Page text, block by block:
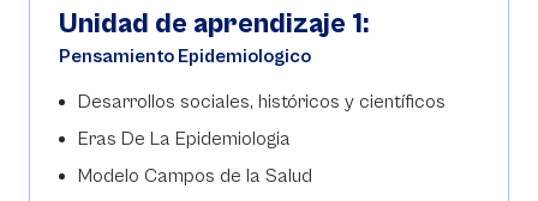
Unidad de aprendizaje 1:
Pensamiento Epidemiologico
Desarrollos sociales, históricos y científicos
Eras De La Epidemiologia
Modelo Campos de la Salud